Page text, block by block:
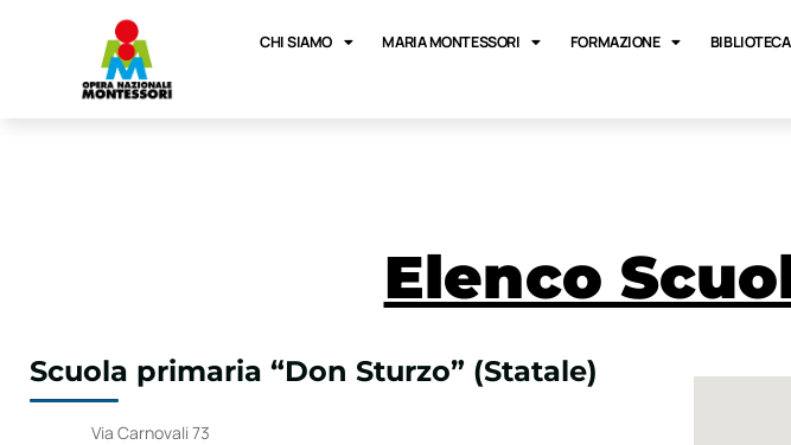
CHI SIAMO MARIA MONTESSORI FORMAZIONE
Elenco
Scuola primaria “Don Sturzo” (Statale)
Via Carnovali 73